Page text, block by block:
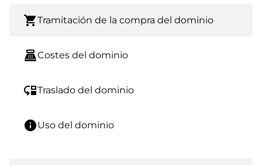
shopping_cartTramitación de la compra del dominio
point_of_saleCostes del dominio
move_downTraslado del dominio
infoUso del dominio